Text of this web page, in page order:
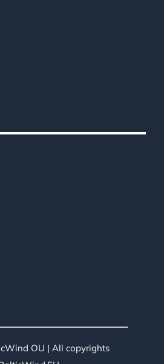
OU | All copyrights